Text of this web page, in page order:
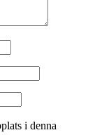
i denna